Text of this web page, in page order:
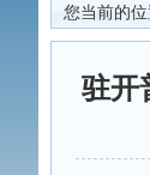
您当前的位
驻开